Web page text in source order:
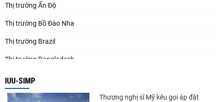
Thị trường Ấn Độ
Thị trường Bồ Đào Nha
Thị trường Brazil
Thị trường Bangladesh
Thị trường Chile
Thị trường Canada
IUU-SIMP
Thượng nghị sĩ Mỹ kêu gọi áp đặt